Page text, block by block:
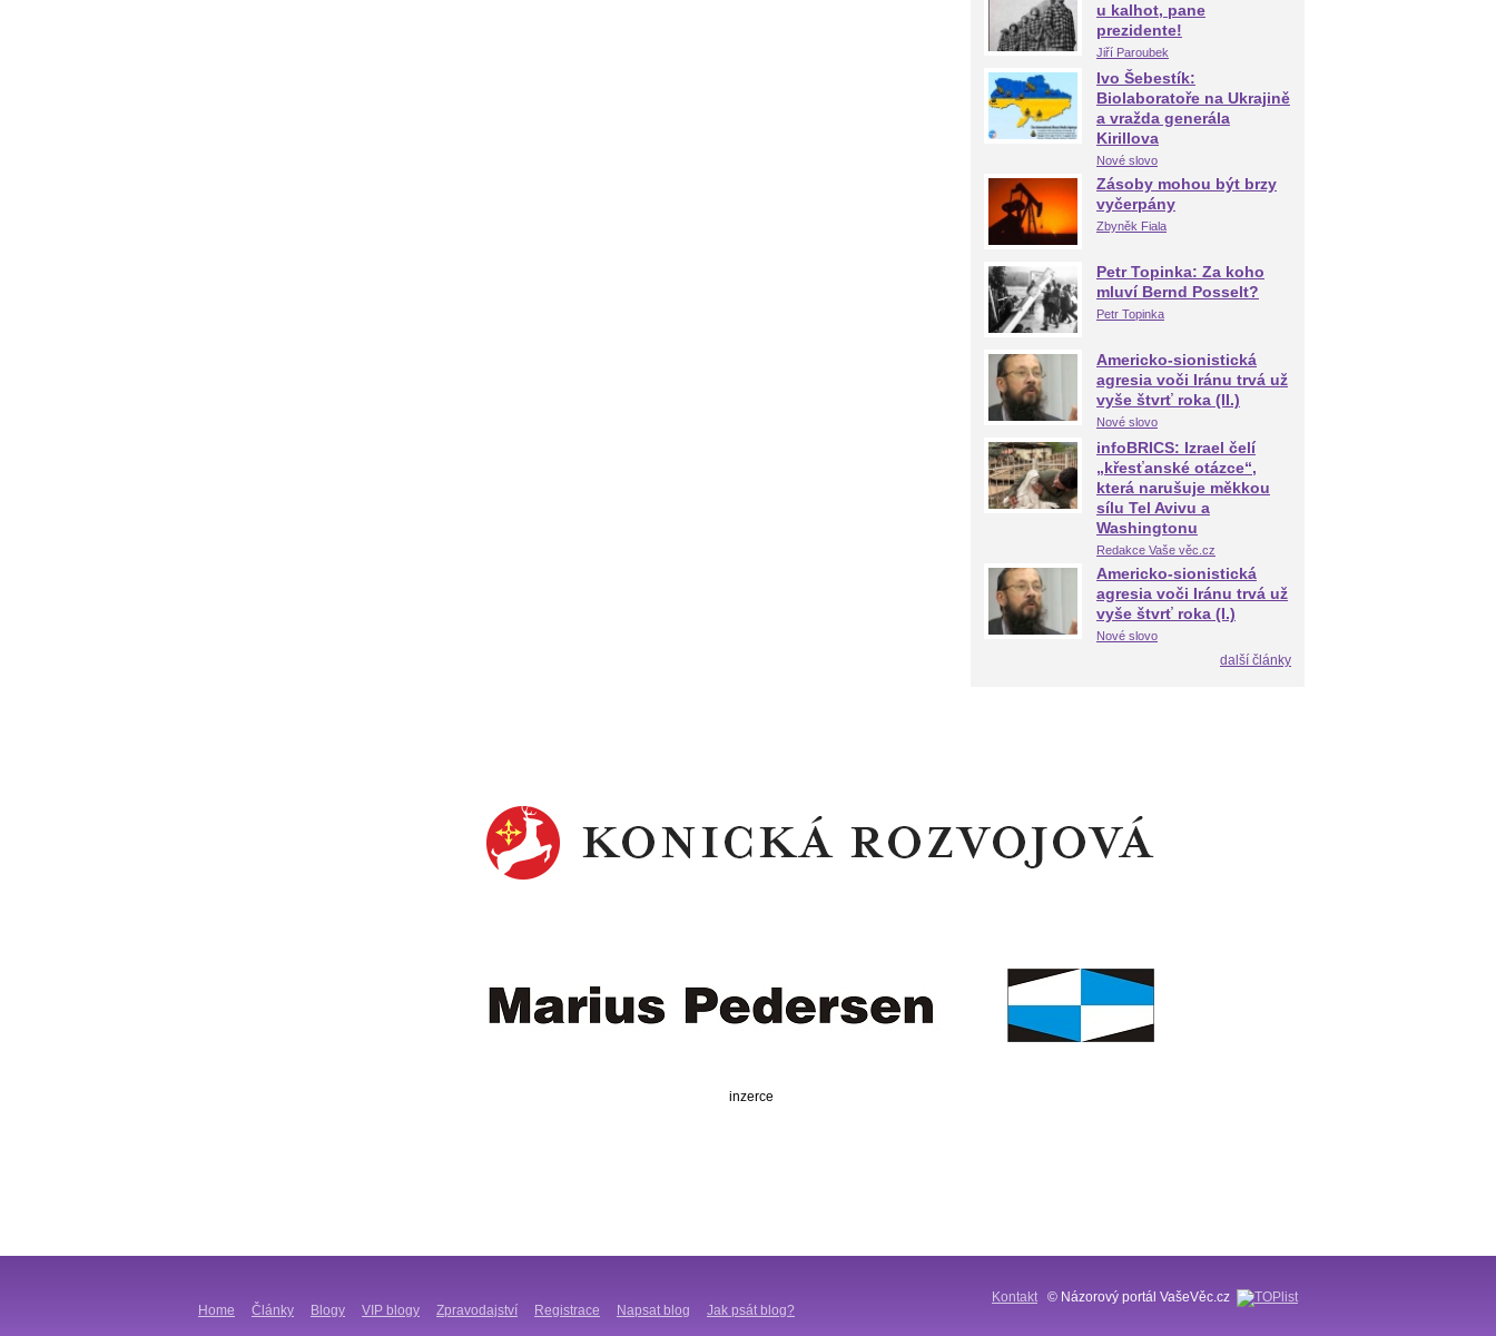
u kalhot, pane
prezidente!
Jiří Paroubek
Ivo Šebestík:
Biolaboratoře na Ukrajině
a vražda generála
Kirillova
Nové slovo
Zásoby mohou být brzy
vyčerpány
Zbyněk Fiala
Petr Topinka: Za koho
mluví Bernd Posselt?
Petr Topinka
Americko-sionistická
agresia voči Iránu trvá už
vyše štvrť roka (II.)
Nové slovo
infoBRICS: Izrael čelí
„křesťanské otázce“,
která narušuje měkkou
sílu Tel Avivu a
Washingtonu
Redakce Vaše věc.cz
Americko-sionistická
agresia voči Iránu trvá už
vyše štvrť roka (I.)
Nové slovo
další články
inzerce
Home Články Blogy VIP blogy Zpravodajství Registrace Napsat blog Jak psát blog?
Kontakt © Názorový portál VašeVěc.cz